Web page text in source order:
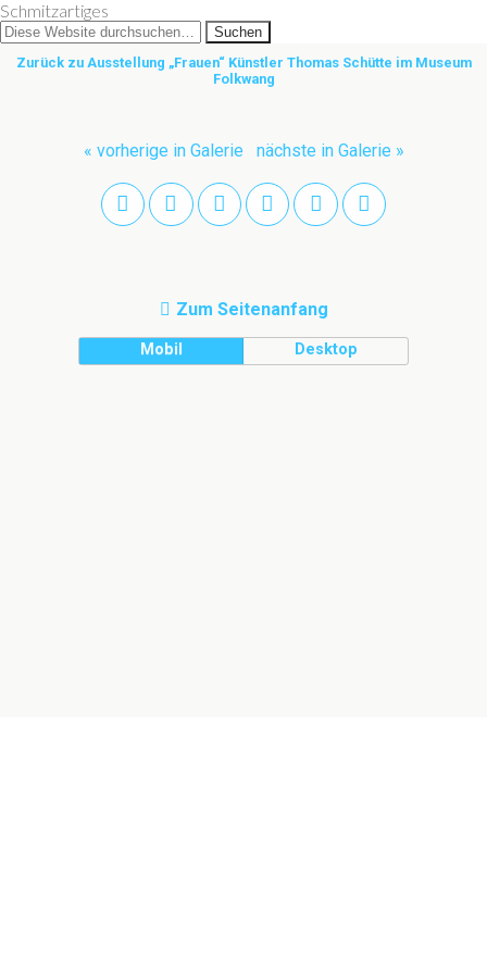
Schmitzartiges
Zurück zu Ausstellung „Frauen“ Künstler Thomas Schütte im Museum
Folkwang
« vorherige in Galerie nächste in Galerie »
Zum Seitenanfang
Mobil Desktop